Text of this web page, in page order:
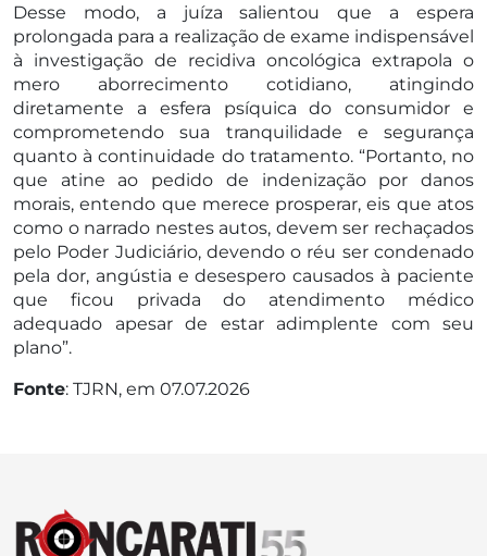
Desse modo, a juíza salientou que a espera
prolongada para a realização de exame indispensável
à investigação de recidiva oncológica extrapola o
mero aborrecimento cotidiano, atingindo
diretamente a esfera psíquica do consumidor e
comprometendo sua tranquilidade e segurança
quanto à continuidade do tratamento. “Portanto, no
que atine ao pedido de indenização por danos
morais, entendo que merece prosperar, eis que atos
como o narrado nestes autos, devem ser rechaçados
pelo Poder Judiciário, devendo o réu ser condenado
pela dor, angústia e desespero causados à paciente
que ficou privada do atendimento médico
adequado apesar de estar adimplente com seu
plano”.
Fonte: TJRN, em 07.07.2026